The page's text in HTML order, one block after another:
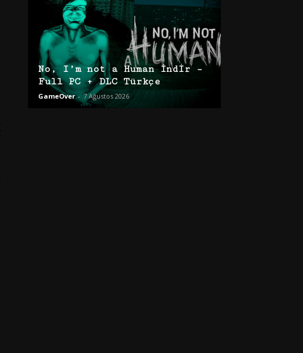
No, I’m not a Human İndir –
Full PC + DLC Türkçe
GameOver - 7 Ağustos 2026